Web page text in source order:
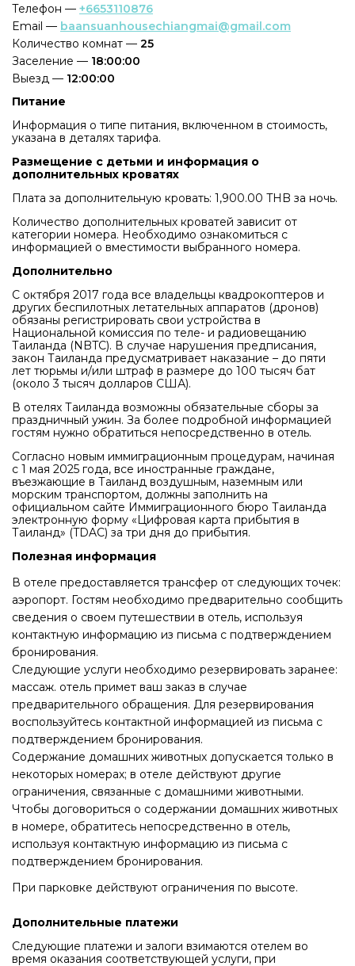
Телефон — +6653110876
Email — baansuanhousechiangmai@gmail.com
Количество комнат — 25
Заселение — 18:00:00
Выезд — 12:00:00
Питание
Информация о типе питания, включенном в стоимость,
указана в деталях тарифа.
Размещение с детьми и информация о
дополнительных кроватях
Плата за дополнительную кровать: 1,900.00 THB за ночь.
Количество дополнительных кроватей зависит от
категории номера. Необходимо ознакомиться с
информацией о вместимости выбранного номера.
Дополнительно
С октября 2017 года все владельцы квадрокоптеров и
других беспилотных летательных аппаратов (дронов)
обязаны регистрировать свои устройства в
Национальной комиссия по теле- и радиовещанию
Таиланда (NBTC). В случае нарушения предписания,
закон Таиланда предусматривает наказание – до пяти
лет тюрьмы и/или штраф в размере до 100 тысяч бат
(около 3 тысяч долларов США).
В отелях Таиланда возможны обязательные сборы за
праздничный ужин. За более подробной информацией
гостям нужно обратиться непосредственно в отель.
Согласно новым иммиграционным процедурам, начиная
с 1 мая 2025 года, все иностранные граждане,
въезжающие в Таиланд воздушным, наземным или
морским транспортом, должны заполнить на
официальном сайте Иммиграционного бюро Таиланда
электронную форму «Цифровая карта прибытия в
Таиланд» (TDAC) за три дня до прибытия.
Полезная информация
В отеле предоставляется трансфер от следующих точек:
аэропорт. Гостям необходимо предварительно сообщить
сведения о своем путешествии в отель, используя
контактную информацию из письма с подтверждением
бронирования.
Следующие услуги необходимо резервировать заранее:
массаж. отель примет ваш заказ в случае
предварительного обращения. Для резервирования
воспользуйтесь контактной информацией из письма с
подтверждением бронирования.
Содержание домашних животных допускается только в
некоторых номерах; в отеле действуют другие
ограничения, связанные с домашними животными.
Чтобы договориться о содержании домашних животных
в номере, обратитесь непосредственно в отель,
используя контактную информацию из письма с
подтверждением бронирования.
При парковке действуют ограничения по высоте.
Дополнительные платежи
Следующие платежи и залоги взимаются отелем во
время оказания соответствующей услуги, при